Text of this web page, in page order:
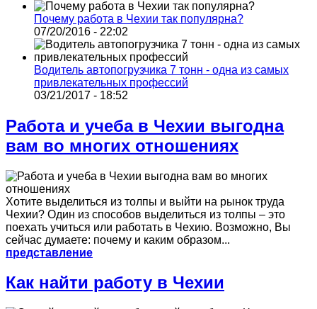
Почему работа в Чехии так популярна?
07/20/2016 - 22:02
Водитель автопогрузчика 7 тонн - одна из самых
привлекательных профессий
03/21/2017 - 18:52
Работа и учеба в Чехии выгодна
вам во многих отношениях
Хотите выделиться из толпы и выйти на рынок труда
Чехии? Один из способов выделиться из толпы – это
поехать учиться или работать в Чехию. Возможно, Вы
сейчас думаете: почему и каким образом...
представление
Как найти работу в Чехии